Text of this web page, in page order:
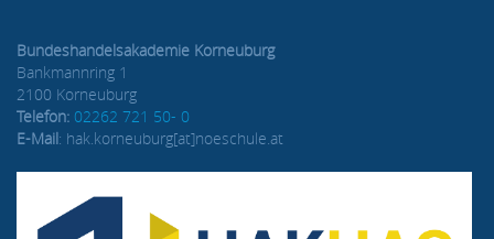
Bundeshandelsakademie Korneuburg
Bankmannring 1
2100 Korneuburg
Telefon: 02262 721 50- 0
E-Mail: hak.korneuburg[at]noeschule.at